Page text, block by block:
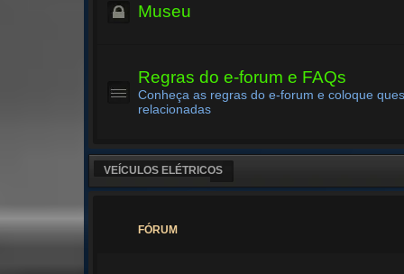
Museu
Regras do e-forum e FAQs
Conheça as regras do e-forum e coloque
relacionadas
VEÍCULOS ELÉTRICOS
FÓRUM